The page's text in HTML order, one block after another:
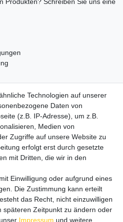
DPD
Technologien auf unserer
Daten von
(z.B. IP-Adresse), um z.B.
Medien von
Zugriffe auf unsere Website zu
erfolgt erst durch gesetzte
mit Dritten, die wir in den
Einwilligung oder aufgrund eines
Die Zustimmung kann erteilt
das Recht, nicht einzuwilligen
späteren Zeitpunkt zu ändern oder
Impressum und weitere